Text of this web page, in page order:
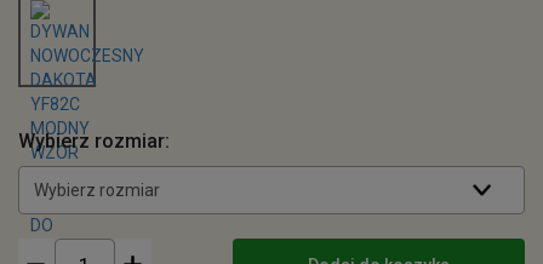
Wybierz rozmiar:
Wybierz rozmiar